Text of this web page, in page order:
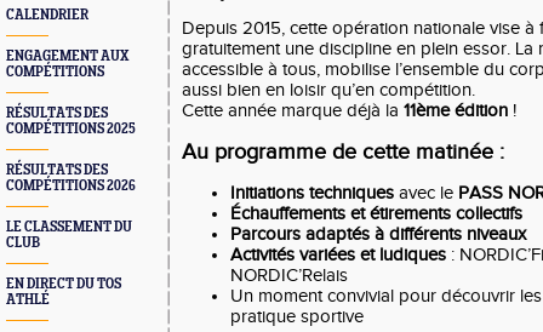
CALENDRIER
ENGAGEMENT AUX
COMPÉTITIONS
RÉSULTATS DES
COMPÉTITIONS 2025
RÉSULTATS DES
COMPÉTITIONS 2026
LE CLASSEMENT DU
CLUB
EN DIRECT DU TOS
ATHLÉ
Depuis 2015, cette opération nationale vise à
gratuitement une discipline en plein essor. La
accessible à tous, mobilise l’ensemble du
aussi bien en loisir qu’en compétition.
Cette année marque déjà la 11ème édition !
Au programme de cette matinée :
Initiations techniques avec le PASS
Échauffements et étirements collectifs
Parcours adaptés à différents niveaux
Activités variées et ludiques :
NORDIC’Relais
Un moment convivial pour découvrir
pratique sportive